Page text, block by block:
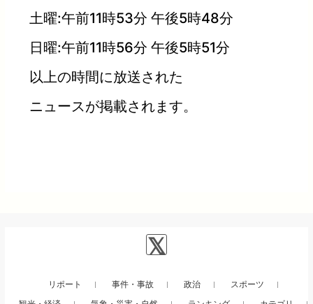
土曜:午前11時53分 午後5時48分
日曜:午前11時56分 午後5時51分
以上の時間に放送された
ニュースが掲載されます。
リポート 事件・事故 政治
スポーツ